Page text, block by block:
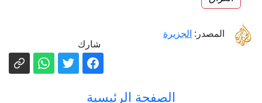
المصدر: الجزيرة
شارك
الصفحة الرئيسية